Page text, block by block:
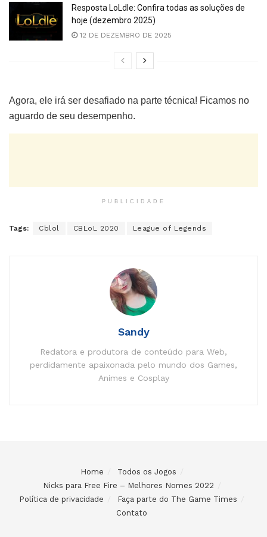
Resposta LoLdle: Confira todas as soluções de
hoje (dezembro 2025)
12 DE DEZEMBRO DE 2025
Agora, ele irá ser desafiado na parte técnica! Ficamos no
aguardo de seu desempenho.
PUBLICIDADE
Tags: Cblol CBLoL 2020 League of Legends
Sandy
Redatora e produtora de conteúdo para Web,
perdidamente apaixonada pelo mundo dos Games,
Animes e Cosplay
Home
Todos os Jogos
Nicks para Free Fire – Melhores Nomes 2022
Política de privacidade
Faça parte do The Game Times
Contato